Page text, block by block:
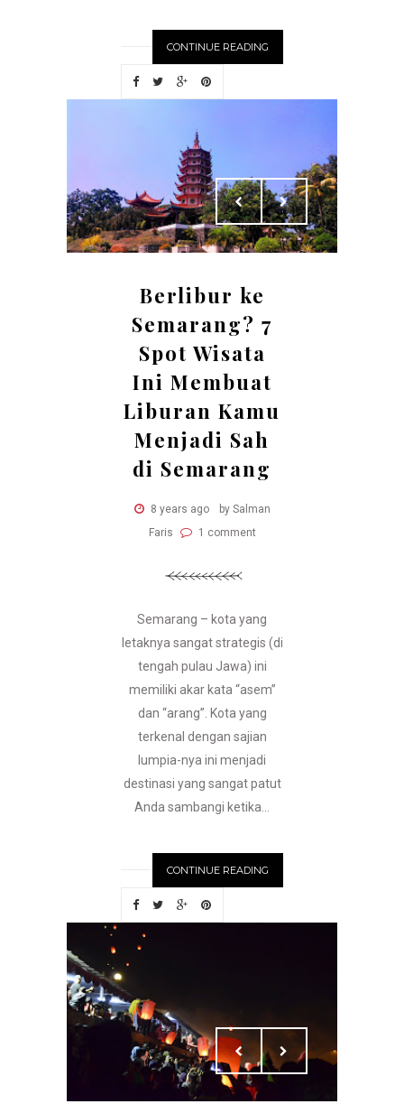
CONTINUE READING
Berlibur ke
Semarang? 7
Spot Wisata
Ini Membuat
Liburan Kamu
Menjadi Sah
di Semarang
8 years ago
by Salman
Faris
1 comment
Semarang – kota yang
letaknya sangat strategis (di
tengah pulau Jawa) ini
memiliki akar kata “asem”
dan “arang”. Kota yang
terkenal dengan sajian
lumpia-nya ini menjadi
destinasi yang sangat patut
Anda sambangi ketika...
CONTINUE READING